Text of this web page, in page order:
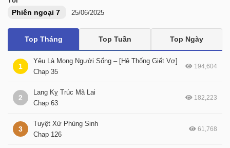
Phiên ngoại 7 25/06/2025
Top Tháng Top Tuần Top Ngày
1
Yêu Là Mong Người Sống – [Hệ Thống Giết Vợ]
Chap 35
194,604
2
Lang Kỵ Trúc Mã Lai
Chap 63
182,223
3
Tuyệt Xử Phùng Sinh
Chap 126
61,768